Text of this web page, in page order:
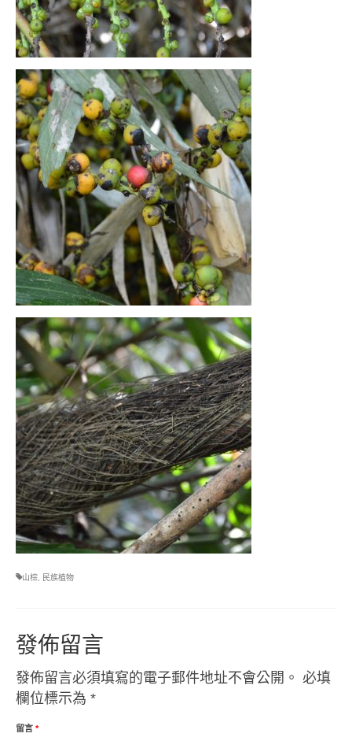
山棕, 民族植物
發佈留言
發佈留言必須填寫的電子郵件地址不會公開。 必填
欄位標示為 *
留言 *